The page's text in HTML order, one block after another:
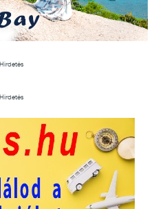
Hirdetés
Hirdetés